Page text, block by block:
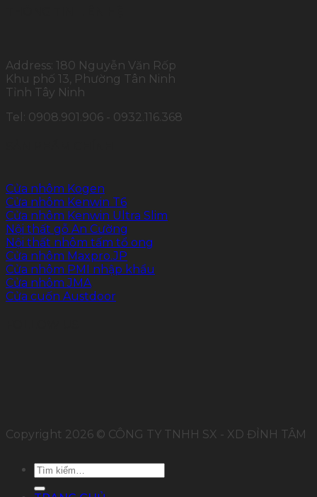
Address: 180 Nguyễn Văn Rốp
Khu phố 13, Phường Tân Ninh
Tỉnh Tây Ninh
Tel: 0908.901.906 - 0932.116.368
Cửa nhôm Kogen
Cửa nhôm Kenwin T6
Cửa nhôm Kenwin Ultra Slim
Nội thất gỗ An Cường
Nội thất nhôm tấm tổ ong
Cửa nhôm Maxpro.JP
Cửa nhôm PMI nhập khẩu
Cửa nhôm JMA
Cửa cuốn Austdoor
Copyright 2026 © CÔNG TY TNHH SX - XD ĐỈNH TÂM
Tìm